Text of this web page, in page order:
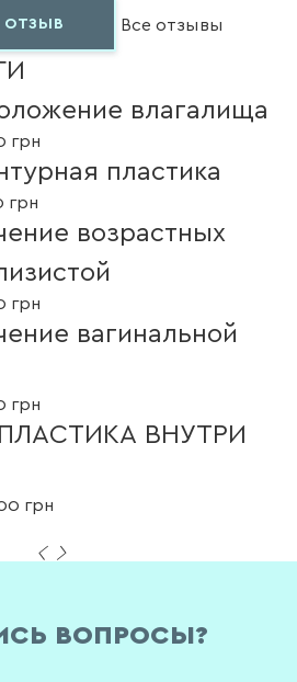
ОТЗЫВ Все отзывы
влагалища
грн
пластика
грн
возрастных
грн
вагинальной
грн
ВНУТРИ
грн
ВОПРОСЫ?